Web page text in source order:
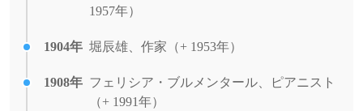
1957年）
1904年 堀辰雄、作家（+ 1953年）
1908年 フェリシア・ブルメンタール、ピアニスト
（+ 1991年）